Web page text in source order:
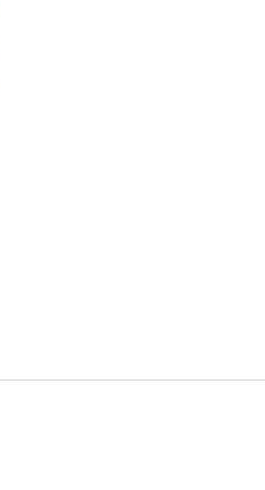
dentro de la aplicación